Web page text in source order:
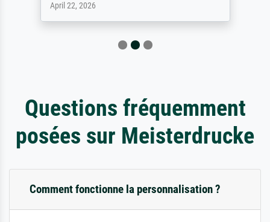
April 22, 2026
Questions fréquemment
posées sur Meisterdrucke
Comment fonctionne la personnalisation ?